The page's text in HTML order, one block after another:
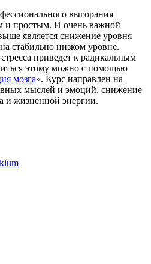
выгорания
и простым. И очень важной
является снижение уровня
стабильно низком уровне.
приведет к радикальным
этому можно с помощью
мозга». Курс направлен на
мыслей и эмоций, снижение
и жизненной энергии.